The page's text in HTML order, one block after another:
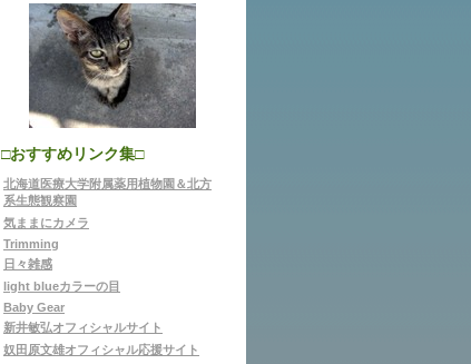
□おすすめリンク集□
北海道医療大学附属薬用植物園＆北方
系生態観察園
気ままにカメラ
Trimming
日々雑感
light blueカラーの目
Baby Gear
新井敏弘オフィシャルサイト
奴田原文雄オフィシャル応援サイト